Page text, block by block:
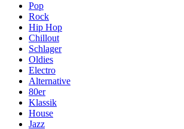
Pop
Rock
Hip Hop
Chillout
Schlager
Oldies
Electro
Alternative
80er
Klassik
House
Jazz